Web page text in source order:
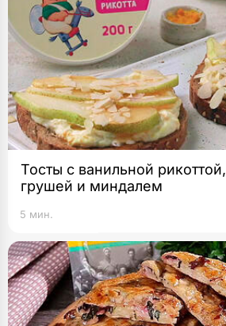
Тосты с ванильной рикоттой,
грушей и миндалем
5 мин.